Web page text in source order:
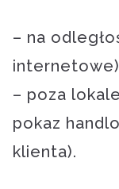
– na
– poza
pokaz
klienta).